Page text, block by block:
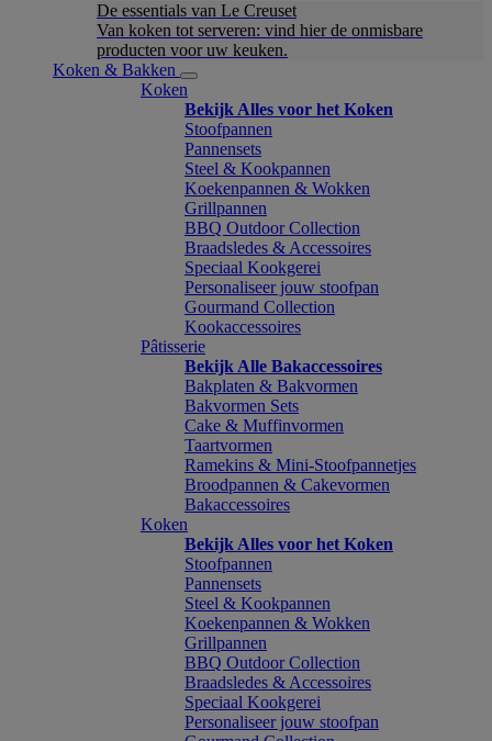
De essentials van Le Creuset
Van koken tot serveren: vind hier de onmisbare
producten voor uw keuken.
Koken & Bakken
Koken
Bekijk Alles voor het Koken
Stoofpannen
Pannensets
Steel & Kookpannen
Koekenpannen & Wokken
Grillpannen
BBQ Outdoor Collection
Braadsledes & Accessoires
Speciaal Kookgerei
Personaliseer jouw stoofpan
Gourmand Collection
Kookaccessoires
Pâtisserie
Bekijk Alle Bakaccessoires
Bakplaten & Bakvormen
Bakvormen Sets
Cake & Muffinvormen
Taartvormen
Ramekins & Mini-Stoofpannetjes
Broodpannen & Cakevormen
Bakaccessoires
Koken
Bekijk Alles voor het Koken
Stoofpannen
Pannensets
Steel & Kookpannen
Koekenpannen & Wokken
Grillpannen
BBQ Outdoor Collection
Braadsledes & Accessoires
Speciaal Kookgerei
Personaliseer jouw stoofpan